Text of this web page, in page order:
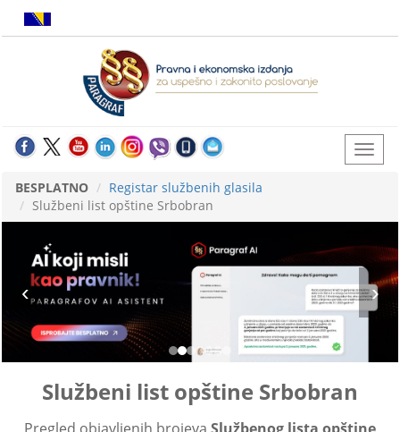
BESPLATNO
Registar službenih glasila
Službeni list opštine Srbobran
Službeni list opštine Srbobran